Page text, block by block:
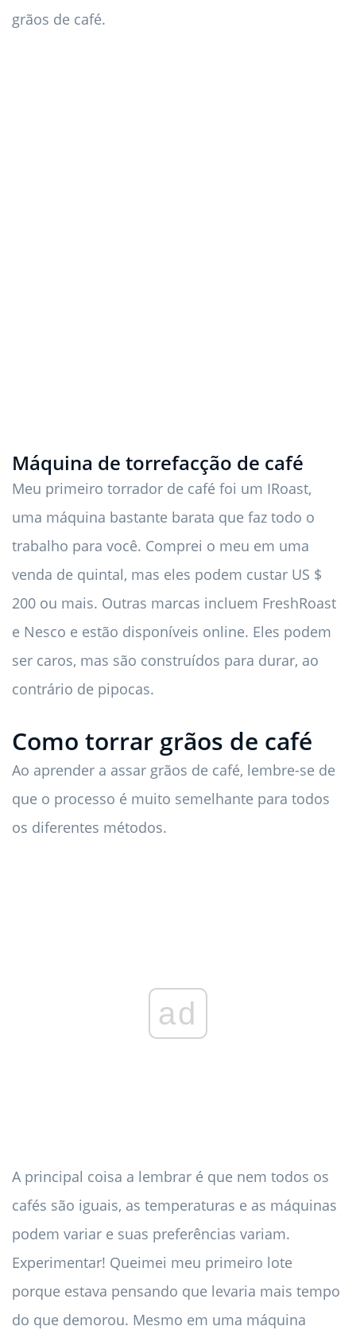
grãos de café.
Máquina de torrefacção de café
Meu primeiro torrador de café foi um IRoast,
uma máquina bastante barata que faz todo o
trabalho para você. Comprei o meu em uma
venda de quintal, mas eles podem custar US $
200 ou mais. Outras marcas incluem FreshRoast
e Nesco e estão disponíveis online. Eles podem
ser caros, mas são construídos para durar, ao
contrário de pipocas.
Como torrar grãos de café
Ao aprender a assar grãos de café, lembre-se de
que o processo é muito semelhante para todos
os diferentes métodos.
ad
A principal coisa a lembrar é que nem todos os
cafés são iguais, as temperaturas e as máquinas
podem variar e suas preferências variam.
Experimentar! Queimei meu primeiro lote
porque estava pensando que levaria mais tempo
do que demorou. Mesmo em uma máquina